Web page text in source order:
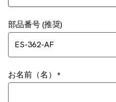
部品番号 (推奨)
お名前（名）